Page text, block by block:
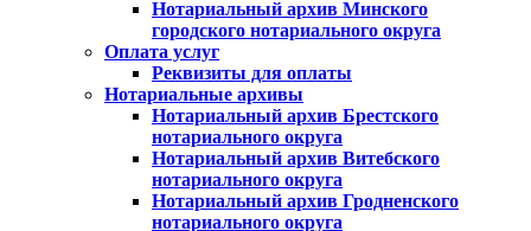
Нотариальный архив Минского
городского нотариального округа
Оплата услуг
Реквизиты для оплаты
Нотариальные архивы
Нотариальный архив Брестского
нотариального округа
Нотариальный архив Витебского
нотариального округа
Нотариальный архив Гродненского
нотариального округа